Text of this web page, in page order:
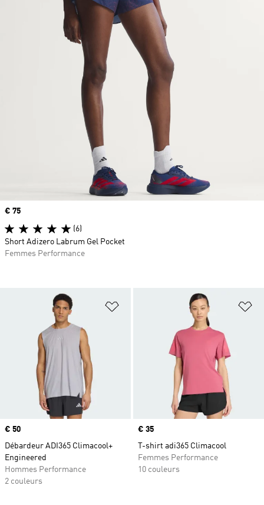
Ajouter à la Liste de produits
Prix
€ 50
Débardeur ADI365 Climacool+
Engineered
Hommes Performance
2 couleurs
Prix
€ 35
T-shirt adi365 Climacool
Femmes Performance
10 couleurs
Prix
€ 75
(6)
Short Adizero Labrum Gel Pocket
Femmes Performance